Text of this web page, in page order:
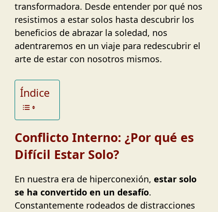
transformadora. Desde entender por qué nos
resistimos a estar solos hasta descubrir los
beneficios de abrazar la soledad, nos
adentraremos en un viaje para redescubrir el
arte de estar con nosotros mismos.
Índice
Conflicto Interno: ¿Por qué es
Difícil Estar Solo?
En nuestra era de hiperconexión, estar solo
se ha convertido en un desafío.
Constantemente rodeados de distracciones